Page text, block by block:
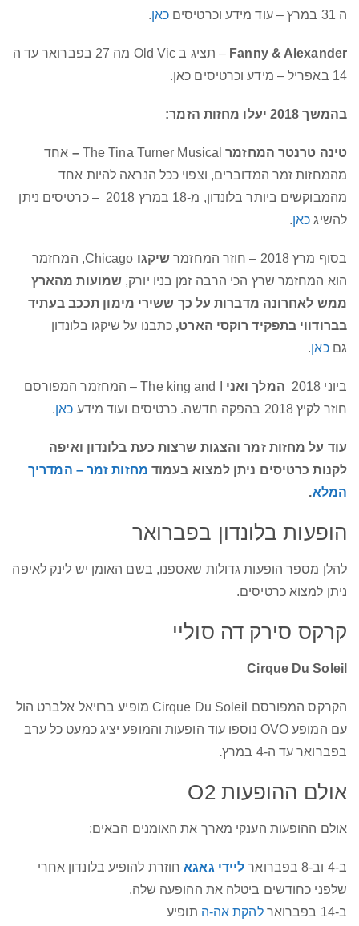
ה 31 במרץ – עוד מידע וכרטיסים
כאן.
Fanny & Alexander
– תציג ב Old Vic מה 27 בפברואר עד ה
14 באפריל – מידע וכרטיסים כאן.
בהמשך 2018 יעלו מחזות הזמר:
טינה טרנטר המחזמרThe Tina Turner Musical
– אחד
מהמחזות זמר המדוברים, וצפוי ככל הנראה להיות אחד
מהמבוקשים ביותר בלונדון, מ-18 במרץ 2018 – כרטיסים ניתן
להשיג כאן.
בסוף מרץ 2018 – חוזר המחזמר שיקגו
Chicago, המחזמר
הוא המחזמר שרץ הכי הרבה זמן בניו יורק, שמועות מהארץ
ממש לאחרונה מדברות על כך ששירי מימון תככב בעתיד
בברודווי בתפקיד רוקסי הארט, כתבנו על שיקגו בלונדון
גםכאן.
ביוני 2018 המלך ואני
The king and I – המחזמר המפורסם
חוזר לקיץ 2018 בהפקה חדשה. כרטיסים ועוד מידע
כאן.
עוד על מחזות זמר והצגות שרצות כעת בלונדון ואיפה
לקנות כרטיסים ניתן למצוא בעמוד מחזות זמר – המדריך
המלא.
הופעות בלונדון בפברואר
להלן מספר הופעות גדולות שאספנו, בשם האומן יש לינק לאיפה
ניתן למצוא כרטיסים.
קרקס סירק דה סוליי
Cirque Du Soleil
הקרקס המפורסם Cirque Du Soleil מופיע ברויאל אלברט הול
עם המופע OVO נוספו עוד הופעות והמופע יציג כמעט כל ערב
בפברואר עד ה-4 במרץ
.
אולם ההופעות O2
אולם ההופעות הענקי מארך את האומנים הבאים:
ב-4 וב-8 בפברואר ליידי גאגאחוזרת להופיע בלונדון אחרי
שלפני כחודשים ביטלה את ההופעה שלה.
ב-14 בפברואר
להקת אה-ה תופיע